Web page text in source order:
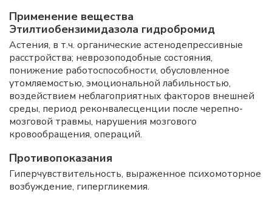
Применение вещества
Этилтиобензимидазола гидробромид
Астения, в т.ч. органические астенодепрессивные
расстройства; неврозоподобные состояния,
понижение работоспособности, обусловленное
утомляемостью, эмоциональной лабильностью,
воздействием неблагоприятных факторов внешней
среды, период реконвалесценции после черепно-
мозговой травмы, нарушения мозгового
кровообращения, операций.
Противопоказания
Гиперчувствительность, выраженное психомоторное
возбуждение, гипергликемия.